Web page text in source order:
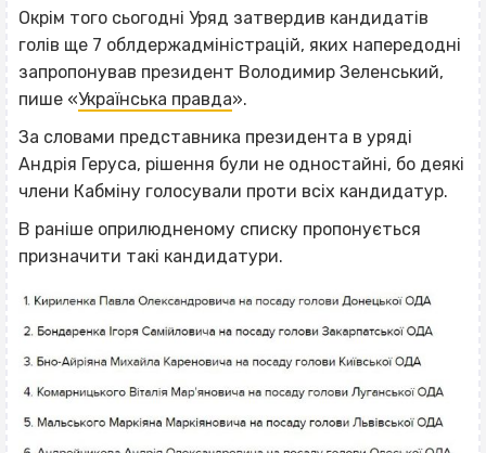
Окрім того сьогодні Уряд затвердив кандидатів
голів ще 7 облдержадміністрацій, яких напередодні
запропонував президент Володимир Зеленський,
пише «Українська правда».
За словами представника президента в уряді
Андрія Геруса, рішення були не одностайні, бо деякі
члени Кабміну голосували проти всіх кандидатур.
В раніше оприлюдненому списку пропонується
призначити такі кандидатури.